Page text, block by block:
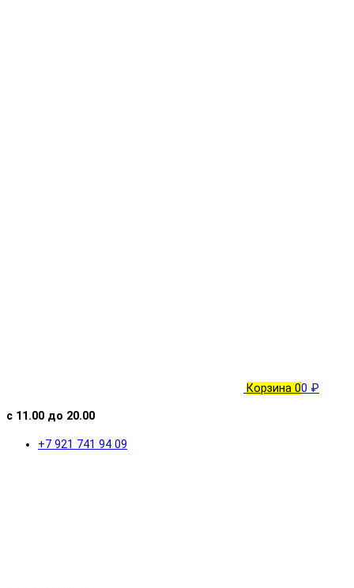
Корзина 00 ₽
с 11.00 до 20.00
+7 921 741 94 09